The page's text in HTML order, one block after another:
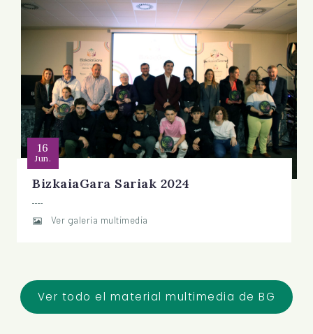
16
Jun.
BizkaiaGara Sariak 2024
Ver galería multimedia
Ver todo el material multimedia de BG